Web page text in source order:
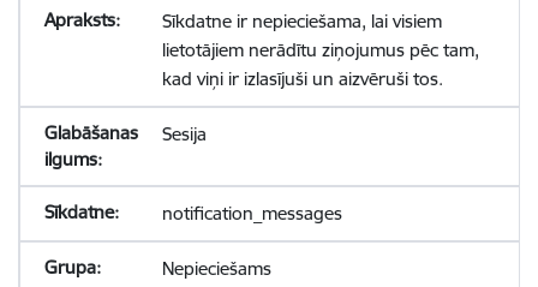
Sīkdatne ir nepieciešama, lai visiem
lietotājiem nerādītu ziņojumus pēc tam,
kad viņi ir izlasījuši un aizvēruši tos.
Sesija
notification_messages
Nepieciešams